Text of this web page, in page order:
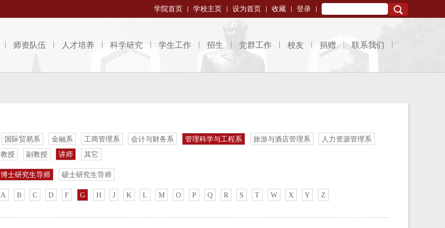
学院首页 学校主页 设为首页 收藏 登录
师资队伍 人才培养 科学研究 学生工作 招生 党群工作 校友 捐赠 联系我们
国际贸易系 金融系 工商管理系 会计与财务系 管理科学与工程系 旅游与酒店管理系
人力资源管理系
教授 副教授 讲师 其它
博士研究生导师 硕士研究生导师
A B C D F G H J K L M O P Q R S T W X Y Z